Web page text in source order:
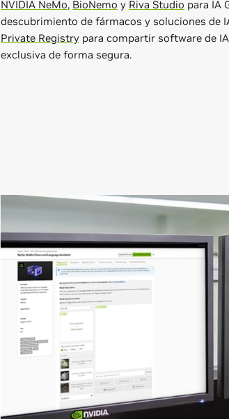
NVIDIA NeMo, BioNemo y Riva Studio para IA
descubrimiento de fármacos y soluciones de
Private Registry para compartir software de
exclusiva de forma segura.